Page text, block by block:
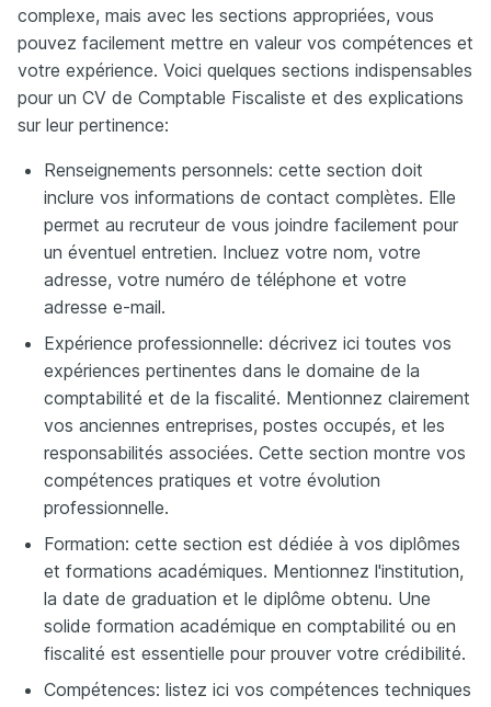
complexe, mais avec les sections appropriées, vous
pouvez facilement mettre en valeur vos compétences et
votre expérience. Voici quelques sections indispensables
pour un CV de Comptable Fiscaliste et des explications
sur leur pertinence:
Renseignements personnels: cette section doit
inclure vos informations de contact complètes. Elle
permet au recruteur de vous joindre facilement pour
un éventuel entretien. Incluez votre nom, votre
adresse, votre numéro de téléphone et votre
adresse e-mail.
Expérience professionnelle: décrivez ici toutes vos
expériences pertinentes dans le domaine de la
comptabilité et de la fiscalité. Mentionnez clairement
vos anciennes entreprises, postes occupés, et les
responsabilités associées. Cette section montre vos
compétences pratiques et votre évolution
professionnelle.
Formation: cette section est dédiée à vos diplômes
et formations académiques. Mentionnez l'institution,
la date de graduation et le diplôme obtenu. Une
solide formation académique en comptabilité ou en
fiscalité est essentielle pour prouver votre crédibilité.
Compétences: listez ici vos compétences techniques